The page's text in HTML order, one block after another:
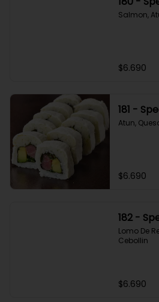
Salmon,
$6.690
181 -
Atun,
$6.690
182 -
Lomo De
Cebollin
$6.690